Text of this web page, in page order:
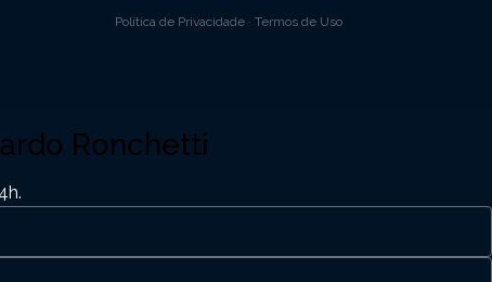
Política de Privacidade · Termos de Uso
Ronchetti